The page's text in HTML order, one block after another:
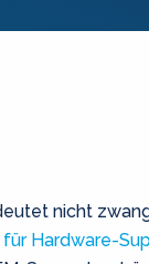
nicht
Hardware-